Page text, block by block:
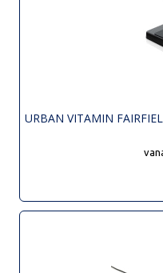
URBAN VITAMIN